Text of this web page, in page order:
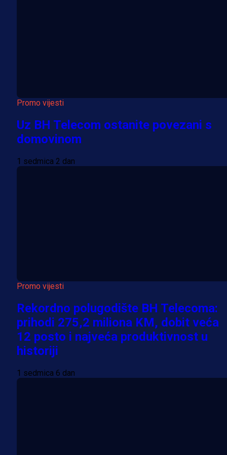
Promo vijesti
Uz BH Telecom ostanite povezani s
domovinom
1 sedmica 2 dan
Promo vijesti
Rekordno polugodište BH Telecoma:
prihodi 275,2 miliona KM, dobit veća
12 posto i najveća produktivnost u
historiji
1 sedmica 6 dan